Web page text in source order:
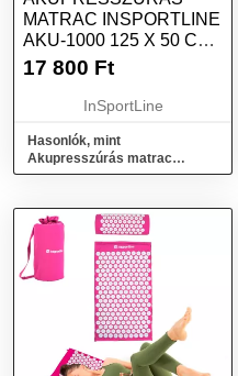
MATRAC INSPORTLINE
AKU-1000 125 X 50 CM
ZÖLD
17 800 Ft
InSportLine
Hasonlók, mint
Akupresszúrás matrac
inSPORTline AKU-1000 125 x